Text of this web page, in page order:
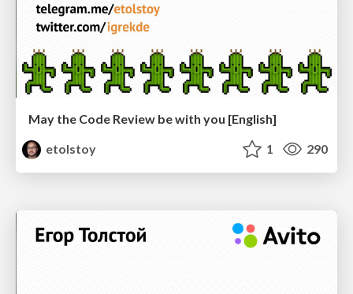
May the Code Review be with you [English]
etolstoy
1 290